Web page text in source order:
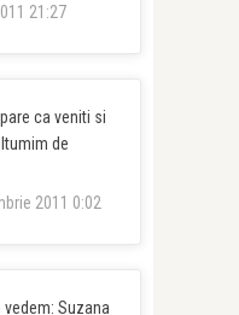
21:27
ca veniti si
de
2011 0:02
Suzana